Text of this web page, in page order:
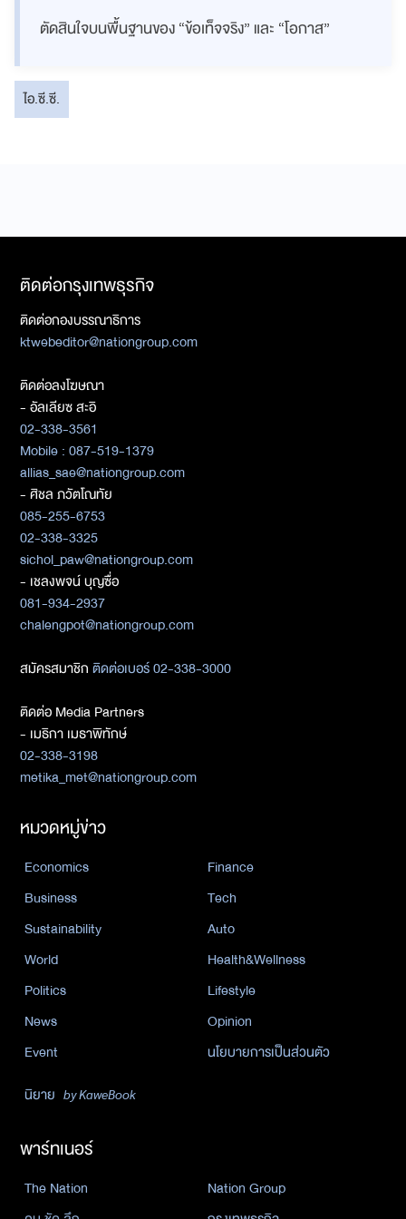
ตัดสินใจบนพื้นฐานของ “ข้อเท็จจริง” และ “โอกาส”
ไอ.ซี.ซี.
ติดต่อกรุงเทพธุรกิจ
ติดต่อกองบรรณาธิการ
ktwebeditor@nationgroup.com
ติดต่อลงโฆษณา
- อัลเลียซ สะอิ
02-338-3561
Mobile : 087-519-1379
allias_sae@nationgroup.com
- ศิชล ภวัตโณทัย
085-255-6753
02-338-3325
sichol_paw@nationgroup.com
- เชลงพจน์ บุญซื่อ
081-934-2937
chalengpot@nationgroup.com
สมัครสมาชิกติดต่อเบอร์ 02-338-3000
ติดต่อ Media Partners
- เมธิกา เมธาพิทักษ์
02-338-3198
metika_met@nationgroup.com
หมวดหมู่ข่าว
Economics
Finance
Business
Tech
Sustainability
Auto
World
Health&Wellness
Politics
Lifestyle
News
Opinion
Event
นโยบายการเป็นส่วนตัว
นิยาย by KaweBook
พาร์ทเนอร์
The Nation
Nation Group